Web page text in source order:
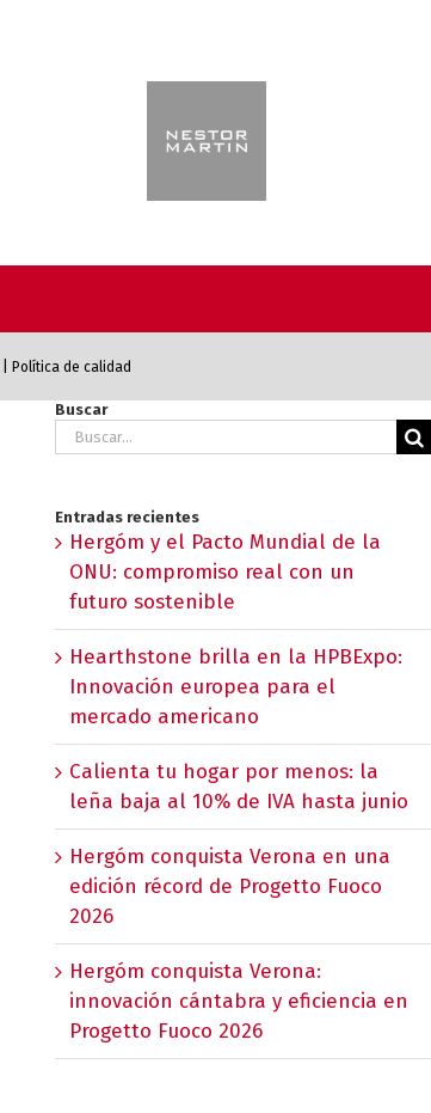
Política de calidad
Buscar
Buscar:
Entradas recientes
Hergóm y el Pacto Mundial de la
ONU: compromiso real con un
futuro sostenible
Hearthstone brilla en la HPBExpo:
Innovación europea para el
mercado americano
Calienta tu hogar por menos: la
leña baja al 10% de IVA hasta junio
Hergóm conquista Verona en una
edición récord de Progetto Fuoco
2026
Hergóm conquista Verona:
innovación cántabra y eficiencia en
Progetto Fuoco 2026